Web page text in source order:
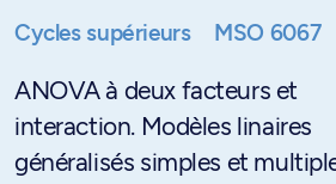
Cycles supérieurs MSO 6067
ANOVA à deux facteurs et
interaction. Modèles linaires
généralisés simples et